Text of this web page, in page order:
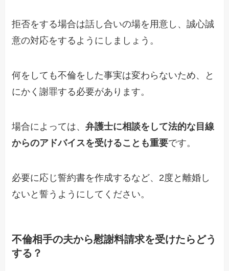
拒否をする場合は話し合いの場を用意し、誠心誠
意の対応をするようにしましょう。
何をしても不倫をした事実は変わらないため、と
にかく謝罪する必要があります。
場合によっては、弁護士に相談をして法的な目線
からのアドバイスを受けることも重要です。
必要に応じ誓約書を作成するなど、2度と離婚し
ないと誓うようにしてください。
不倫相手の夫から慰謝料請求を受けたらどう
する？